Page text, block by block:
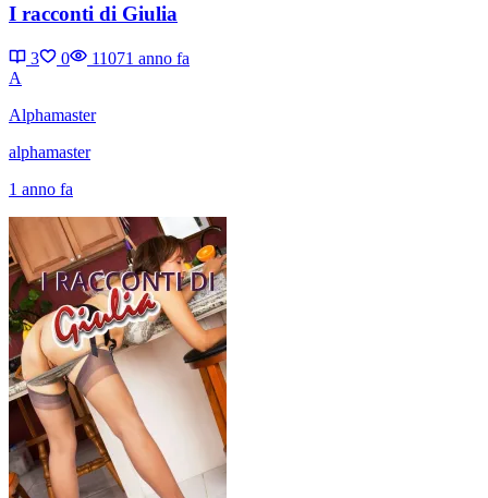
I racconti di Giulia
3 0 11071 anno fa
A
Alphamaster
alphamaster
1 anno fa